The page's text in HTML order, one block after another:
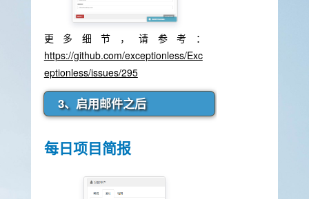
更多细节，请参考：
https://github.com/exceptionless/Exc
eptionless/issues/295
3、启用邮件之后
每日项目简报